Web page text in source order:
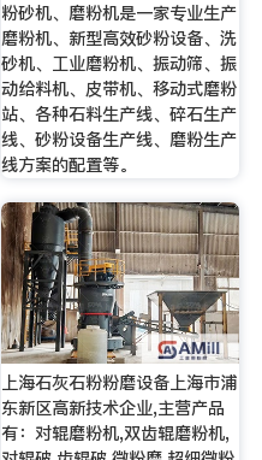
粉砂机、磨粉机是一家专业生产
磨粉机、新型高效砂粉设备、洗
砂机、工业磨粉机、振动筛、振
动给料机、皮带机、移动式磨粉
站、各种石料生产线、碎石生产
线、砂粉设备生产线、磨粉生产
线方案的配置等。
上海石灰石粉粉磨设备上海市浦
东新区高新技术企业,主营产品
有：对辊磨粉机,双齿辊磨粉机,